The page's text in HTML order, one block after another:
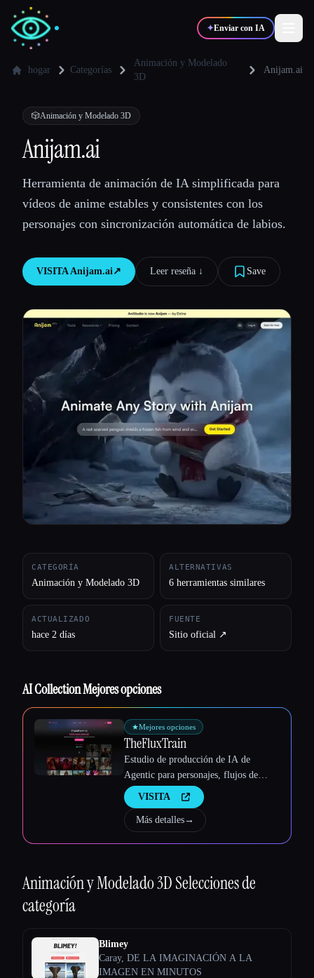
✦Enviar con IA
💻Desarrolladores
🎓 Estudiantes 🎬Creadores
Blog
Comparar herramientas
Todas las categorías
Acerca de
hogar Categorías
Animación y Modelado
3D
Anijam.ai
🎲Animación y Modelado 3D
Anijam.ai
Herramienta de animación de IA simplificada para
vídeos de anime estables y consistentes con los
personajes con sincronización automática de labios.
VISITAAnijam.ai↗︎ Leer reseña ↓︎ Save
CATEGORÍA
Animación y Modelado 3D
ALTERNATIVAS
6 herramientas similares
ACTUALIZADO
hace 2 días
FUENTE
Sitio oficial ↗︎
AI Collection Mejores opciones
★Mejores opciones
TheFluxTrain
Estudio de producción de IA de
Agentic para personajes, flujos de
trabajo y vídeos coherentes
VISITA
Más detalles→
Animación y Modelado 3DSelecciones de
categoría
Blimey
Caray, DE LA IMAGINACIÓN A LA
IMAGEN EN MINUTOS